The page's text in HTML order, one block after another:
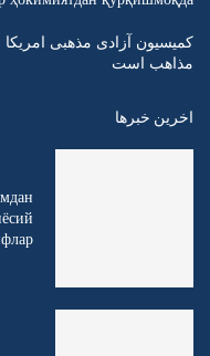
کمیسیون آزادی مذهبی امریکا
مذاهب است
اخرین خبرها